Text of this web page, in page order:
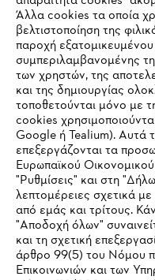
Εταιρεία
STIHL Συχνές
Service
Άλλα cookies τα οποία
βελτιστοποίηση της
παροχή
συμπεριλαμβανομένης
των χρηστών, της
και της δημιουργίας
τοποθετούνται μόνο με
cookies
Google ή Tealium). Αυτά
επεξεργάζονται τα
Ευρωπαϊκού
"Ρυθμίσεις" και στη
λεπτομέρειες σχετικά
από εμάς και τρίτους.
"Αποδοχή όλων"
και τη σχετική
άρθρο 99(5) του Νόμου
Επικοινωνιών και των